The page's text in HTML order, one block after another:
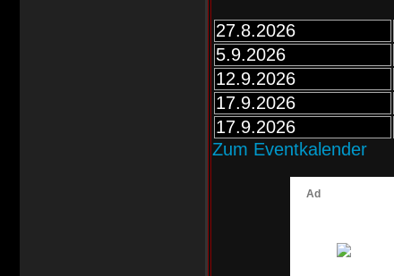
27.8.2026
5.9.2026
12.9.2026
17.9.2026
17.9.2026
Zum Eventkalender